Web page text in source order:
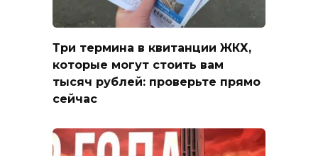
Три термина в квитанции ЖКХ,
которые могут стоить вам
тысяч рублей: проверьте прямо
сейчас